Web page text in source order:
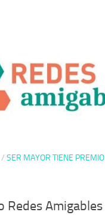
/ SER MAYOR TIENE PREMIO
Redes Amigables